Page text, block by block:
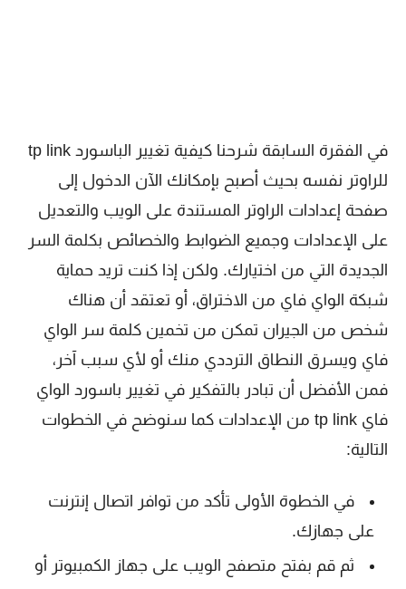
في الفقرة السابقة شرحنا كيفية تغيير الباسورد tp link
للراوتر نفسه بحيث أصبح بإمكانك الآن الدخول إلى
صفحة إعدادات الراوتر المستندة على الويب والتعديل
على الإعدادات وجميع الضوابط والخصائص بكلمة السر
الجديدة التي من اختيارك. ولكن إذا كنت تريد حماية
شبكة الواي فاي من الاختراق، أو تعتقد أن هناك
شخص من الجيران تمكن من تخمين كلمة سر الواي
فاي ويسرق النطاق الترددي منك أو لأي سبب آخر،
فمن الأفضل أن تبادر بالتفكير في تغيير باسورد الواي
فاي tp link من الإعدادات كما سنوضح في الخطوات
التالية:
في الخطوة الأولى تأكد من توافر اتصال إنترنت
على جهازك.
ثم قم بفتح متصفح الويب على جهاز الكمبيوتر أو